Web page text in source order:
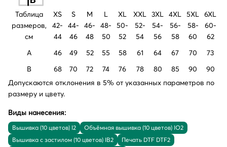
Таблица
размеров,
см
XS
42-
44
S
44-
46
M
46-
48
L
48-
50
XL
50-
52
XXL
52-
54
3XL
54-
56
4XL
56-
58
5XL
58-
60
6XL
60-
62
A
46 49 52 55 58 61 64 67 70
73
B
68 70 72 74 76 78 80 85 90
90
Допускаются отклонения в 5% от указанных параметров по
размеру и цвету.
Виды нанесения:
Вышивка (10 цветов) I2
Объёмная вышивка (10 цветов) IO2
Вышивка с застилом (10 цветов) IB2
Печать DTF DTF2